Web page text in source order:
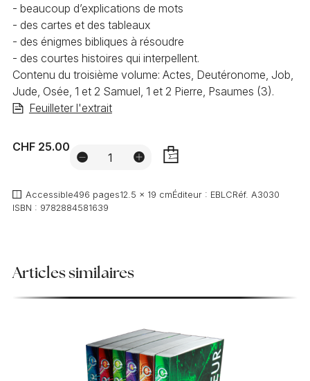
- beaucoup d’explications de mots
- des cartes et des tableaux
- des énigmes bibliques à résoudre
- des courtes histoires qui interpellent.
Contenu du troisième volume: Actes, Deutéronome, Job,
Jude, Osée, 1 et 2 Samuel, 1 et 2 Pierre, Psaumes (3).
Feuilleter l'extrait
CHF 25.00
Accessible496 pages12.5 x 19 cmÉditeur : EBLCRéf.A3030
ISBN : 9782884581639
Articles similaires